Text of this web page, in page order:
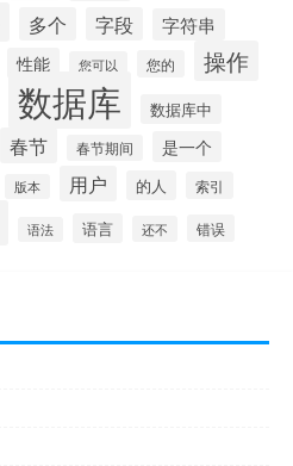
多个 字段 字符串
性能 您可以 您的 操作
数据库 数据库中
春节 春节期间
是一个
版本 用户 的人 索引
语法 语言 还不 错误